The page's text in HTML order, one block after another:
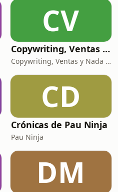
CV
Copywriting, Ventas y Nada que perder
Copywriting, Ventas y Nada que Perder
CD
Crónicas de Pau Ninja
Pau Ninja
DM